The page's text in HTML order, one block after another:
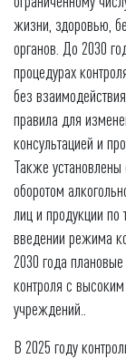
жизни, здоровью,
органов. До 2030
процедурах
без
правила для
консультацией и
Также установлены
оборотом
лиц и продукции по
введении режима
2030 года
контроля с
учреждений..
В 2025 году